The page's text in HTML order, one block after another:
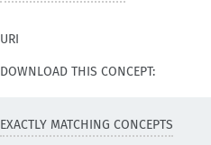
URI
DOWNLOAD THIS CONCEPT:
EXACTLY MATCHING CONCEPTS